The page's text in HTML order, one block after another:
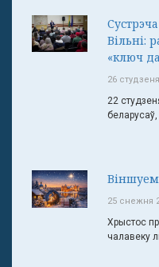
Вільні:
«ключ
26
22
25 снежня
Хрыстос
чалавеку